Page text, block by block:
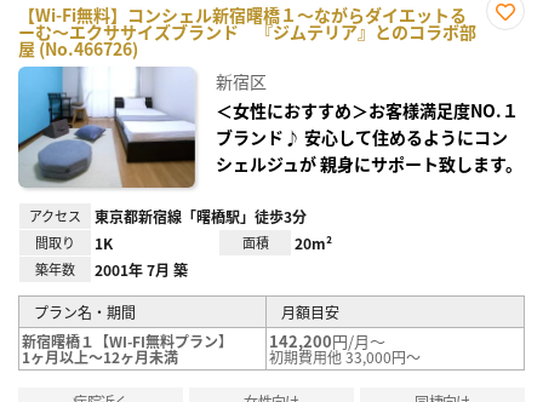
【Wi-Fi無料】コンシェル新宿曙橋１～ながらダイエットる
ーむ～エクササイズブランド 『ジムテリア』とのコラボ部
屋 (No.466726)
新宿区
＜女性におすすめ＞お客様満足度NO.１
ブランド♪ 安心して住めるようにコン
シェルジュが 親身にサポート致します。
アクセス 東京都新宿線「曙橋駅」徒歩3分
間取り 1K 面積 20m²
築年数 2001年 7月 築
プラン名・期間
月額目安
新宿曙橋１【WI-FI無料プラン】
1ヶ月以上～12ヶ月未満
142,200円/月～
初期費用他 33,000円～